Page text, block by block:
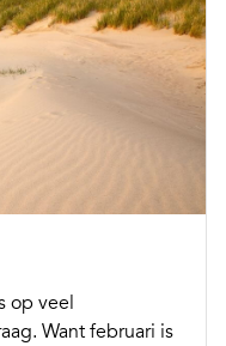
op veel
Want februari is